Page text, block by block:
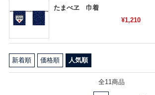
たまべヱ 巾着
¥1,210
新着順 価格順 人気順
全11商品